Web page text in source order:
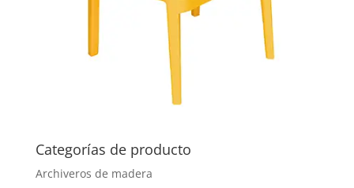
Categorías de producto
Archiveros de madera